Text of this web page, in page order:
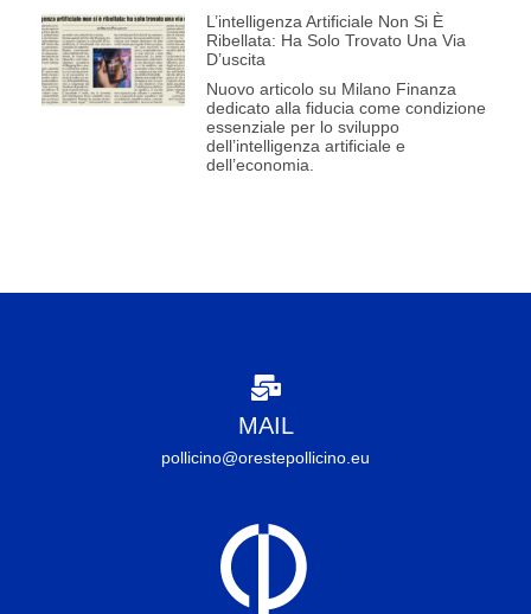
L’intelligenza Artificiale Non Si È
Ribellata: Ha Solo Trovato Una Via
D’uscita
Nuovo articolo su Milano Finanza
dedicato alla fiducia come condizione
essenziale per lo sviluppo
dell’intelligenza artificiale e
dell’economia.
MAIL
pollicino@orestepollicino.eu